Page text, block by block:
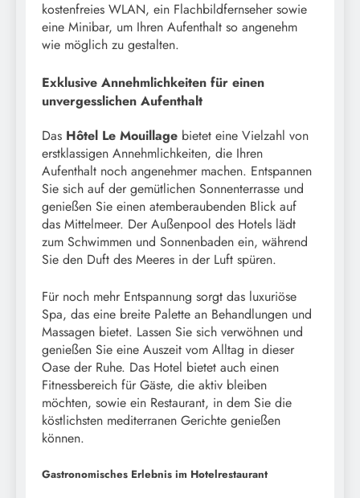
kostenfreies WLAN, ein Flachbildfernseher sowie
eine Minibar, um Ihren Aufenthalt so angenehm
wie möglich zu gestalten.
Exklusive Annehmlichkeiten für einen
unvergesslichen Aufenthalt
Das Hôtel Le Mouillage bietet eine Vielzahl von
erstklassigen Annehmlichkeiten, die Ihren
Aufenthalt noch angenehmer machen. Entspannen
Sie sich auf der gemütlichen Sonnenterrasse und
genießen Sie einen atemberaubenden Blick auf
das Mittelmeer. Der Außenpool des Hotels lädt
zum Schwimmen und Sonnenbaden ein, während
Sie den Duft des Meeres in der Luft spüren.
Für noch mehr Entspannung sorgt das luxuriöse
Spa, das eine breite Palette an Behandlungen und
Massagen bietet. Lassen Sie sich verwöhnen und
genießen Sie eine Auszeit vom Alltag in dieser
Oase der Ruhe. Das Hotel bietet auch einen
Fitnessbereich für Gäste, die aktiv bleiben
möchten, sowie ein Restaurant, in dem Sie die
köstlichsten mediterranen Gerichte genießen
können.
Gastronomisches Erlebnis im Hotelrestaurant